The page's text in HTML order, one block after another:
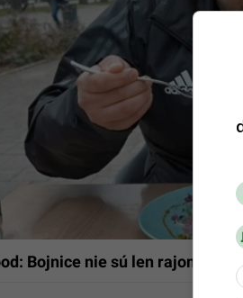
Bojnice nie sú len rajom pre